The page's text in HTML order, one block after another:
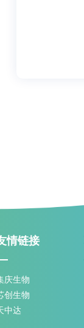
情链接
庆生物
创生物
中达